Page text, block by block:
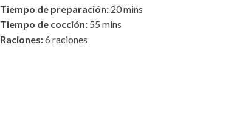
Tiempo de preparación: 20mins
Tiempo de cocción: 55 mins
Raciones:6 raciones